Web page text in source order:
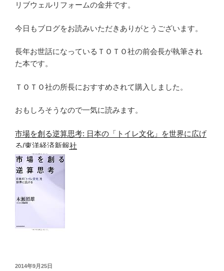
リブウェルリフォームの金井です。
今日もブログをお読みいただきありがとうございます。
長年お世話になっているＴＯＴＯ社の前会長が執筆され
た本です。
ＴＯＴＯ社の所長におすすめされて購入しました。
おもしろそうなので一気に読みます。
市場を創る逆算思考: 日本の「トイレ文化」を世界に広げ
る/東洋経済新報社
投
2014年9月25日